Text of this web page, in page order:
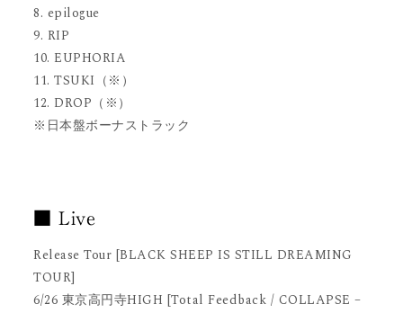
8. epilogue
9. RIP
10. EUPHORIA
11. TSUKI（※）
12. DROP（※）
※日本盤ボーナストラック
■ Live
Release Tour [BLACK SHEEP IS STILL DREAMING
TOUR]
6/26 東京高円寺HIGH [Total Feedback / COLLAPSE –